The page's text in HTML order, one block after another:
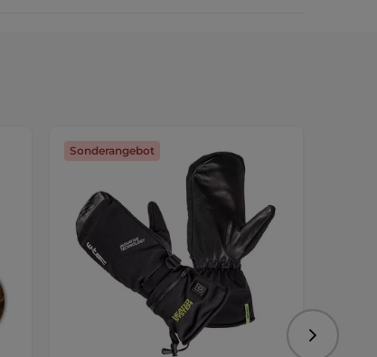
Sonderangebot
Folgend